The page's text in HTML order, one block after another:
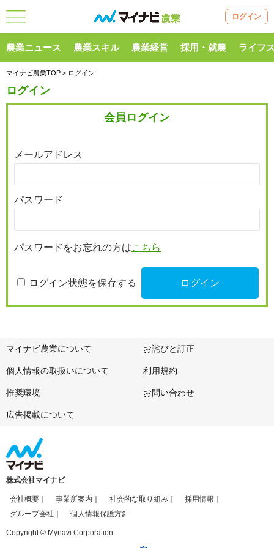
ログイン
農業ニュース 農業スキル 農業経営 採用・就農 ライフ
マイナビ農業TOP > ログイン
ログイン
会員ログイン
メールアドレス
パスワード
パスワードをお忘れの方はこちら
ログイン状態を保存する
マイナビ農業について お詫びと訂正
個人情報の取扱いについて 利用規約
推奨環境 お問い合わせ
広告掲載について
株式会社マイナビ
会社概要 事業所案内 社会的な取り組み
採用情報
グループ会社
個人情報保護方針
Copyright © Mynavi Corporation